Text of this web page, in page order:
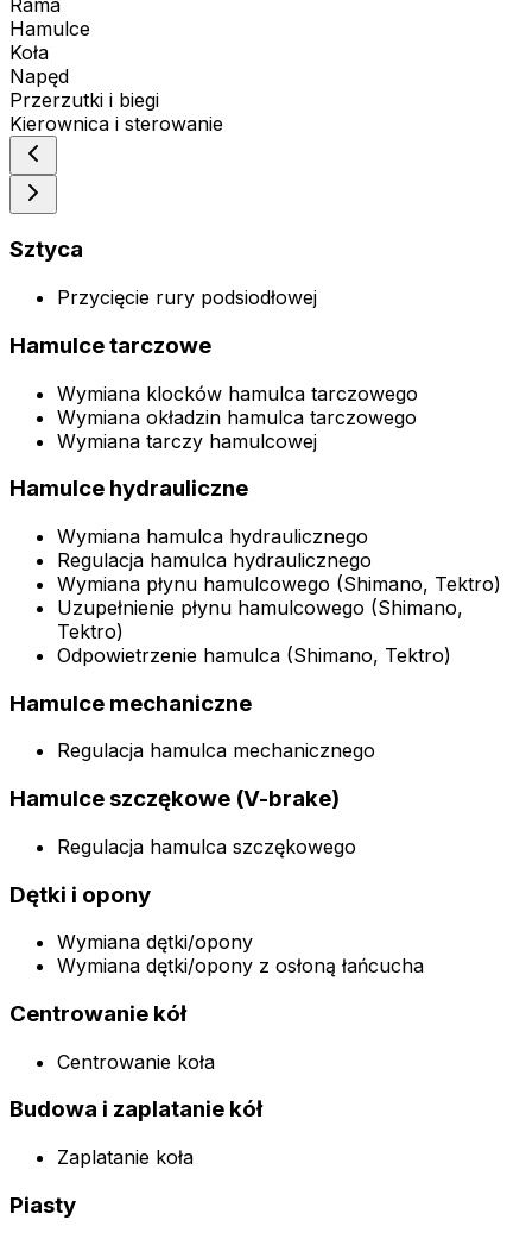
Hamulce
Koła
Napęd
Przerzutki i biegi
Kierownica i sterowanie
Sztyca
Przycięcie rury podsiodłowej
Hamulce tarczowe
Wymiana klocków hamulca tarczowego
Wymiana okładzin hamulca tarczowego
Wymiana tarczy hamulcowej
Hamulce hydrauliczne
Wymiana hamulca hydraulicznego
Regulacja hamulca hydraulicznego
Wymiana płynu hamulcowego (Shimano, Tektro)
Uzupełnienie płynu hamulcowego (Shimano,
Tektro)
Odpowietrzenie hamulca (Shimano, Tektro)
Hamulce mechaniczne
Regulacja hamulca mechanicznego
Hamulce szczękowe (V-brake)
Regulacja hamulca szczękowego
Dętki i opony
Wymiana dętki/opony
Wymiana dętki/opony z osłoną łańcucha
Centrowanie kół
Centrowanie koła
Budowa i zaplatanie kół
Zaplatanie koła
Piasty